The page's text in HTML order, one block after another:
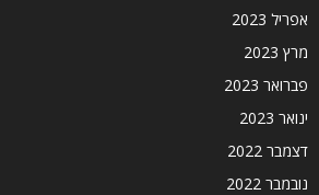
אפריל 2023
מרץ 2023
פברואר 2023
ינואר 2023
דצמבר 2022
נובמבר 2022